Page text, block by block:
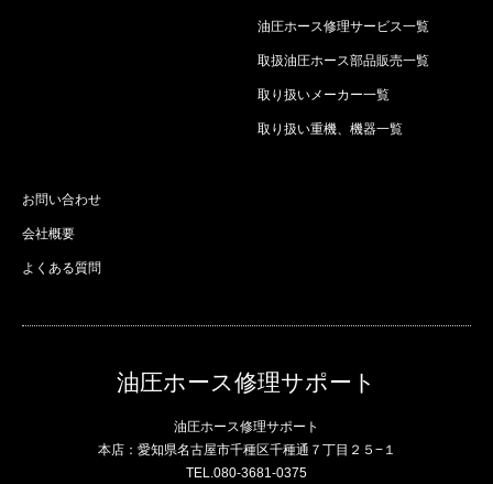
油圧ホース修理サービス一覧
取扱油圧ホース部品販売一覧
取り扱いメーカー一覧
取り扱い重機、機器一覧
お問い合わせ
会社概要
よくある質問
油圧ホース修理サポート
油圧ホース修理サポート
本店：愛知県名古屋市千種区千種通７丁目２５−１
TEL.080-3681-0375